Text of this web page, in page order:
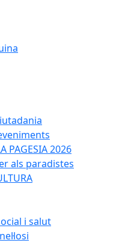
PAGESIA 2026
als paradistes
i salut